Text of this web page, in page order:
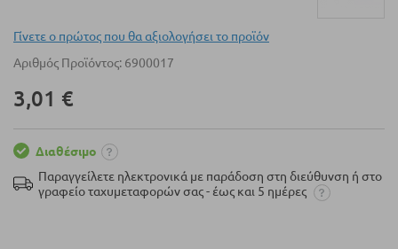
συλλογής
Γίνετε ο πρώτος που θα αξιολογήσει το προϊόν
Αριθμός Προϊόντος 6900017
3,01 €
Διαθέσιμο
Παραγγείλετε ηλεκτρονικά με παράδοση στη διεύθυνση ή στο
γραφείο ταχυμεταφορών σας - έως και 5 ημέρες